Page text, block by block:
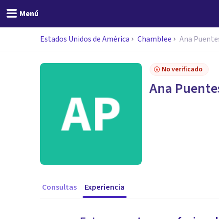
Menú
Estados Unidos de América Chamblee Ana
No verificado
Ana
Consultas Experiencia